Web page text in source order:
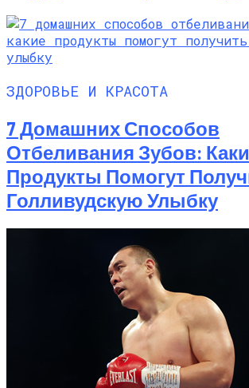
ЗДОРОВЬЕ И КРАСОТА
7 Домашних Способов
Отбеливания Зубов:
Продукты Помогут
Голливудскую Улыбку